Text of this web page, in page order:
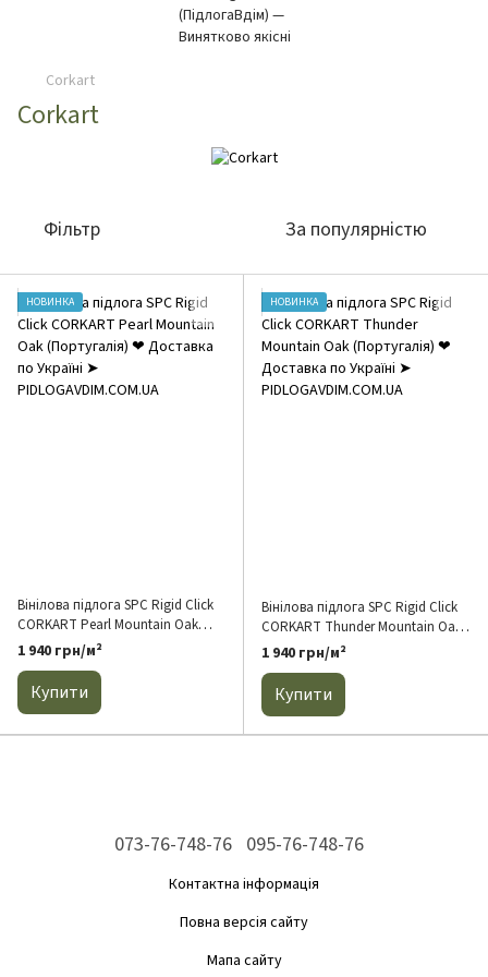
Corkart
Corkart
Фільтр За популярністю
НОВИНКА
Вінілова підлога SPC Rigid Click
CORKART Pearl Mountain Oak
(Португалія)
1 940 грн/м²
Купити
НОВИНКА
Вінілова підлога SPC Rigid Click
CORKART Thunder Mountain Oak
(Португалія)
1 940 грн/м²
Купити
073-76-748-76 095-76-748-76
Контактна інформація
Повна версія сайту
Мапа сайту